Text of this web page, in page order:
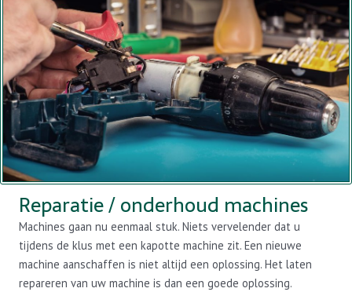
Reparatie / onderhoud machines
Machines gaan nu eenmaal stuk. Niets vervelender dat u
tijdens de klus met een kapotte machine zit. Een nieuwe
machine aanschaffen is niet altijd een oplossing. Het laten
repareren van uw machine is dan een goede oplossing.